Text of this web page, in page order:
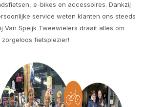
e-bikes en accessoires. Dankzij
service weten klanten ons steeds
Van Speijk Tweewielers draait alles om
zorgeloos fietsplezier!